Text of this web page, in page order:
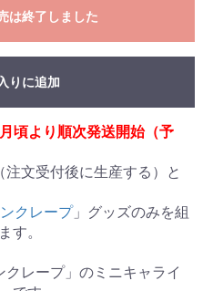
は終了しました
りに追加
頃より順次発送開始（予
文受付後に生産する）と
クレープ」グッズのみを組
す。
クレープ」のミニキャライ